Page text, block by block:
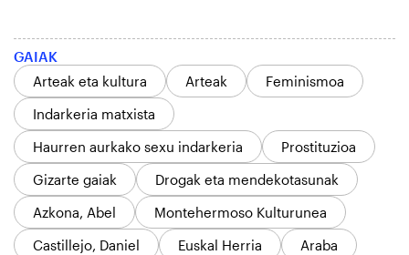
GAIAK
Arteak eta kultura
Arteak
Feminismoa
Indarkeria matxista
Haurren aurkako sexu indarkeria
Prostituzioa
Gizarte gaiak
Drogak eta mendekotasunak
Azkona, Abel
Montehermoso Kulturunea
Castillejo, Daniel
Euskal Herria Araba